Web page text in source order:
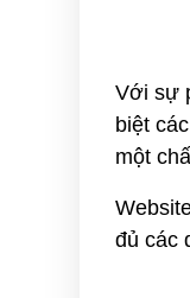
Với sự
biệt
một
đủ các